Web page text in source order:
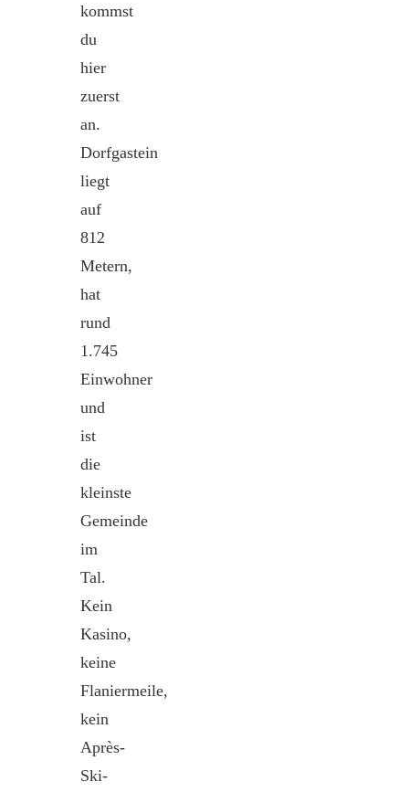
kommst
du
hier
zuerst
an.
Dorfgastein
liegt
auf
812
Metern,
hat
rund
1.745
Einwohner
und
ist
die
kleinste
Gemeinde
im
Tal.
Kein
Kasino,
keine
Flaniermeile,
kein
Après-
Ski-